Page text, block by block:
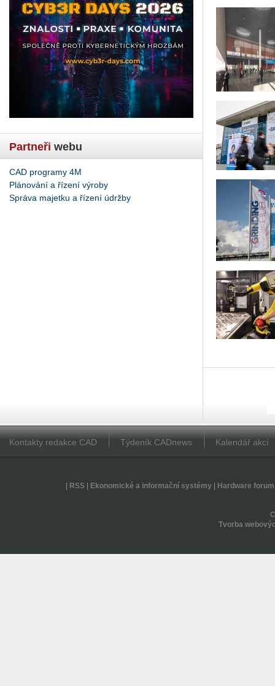
Partneři webu
CAD programy 4M
Plánování a řízení výroby
Správa majetku a řízení údržby
Kontakty redakce CAD Týdeník CADnews Kalendář akcí
RSS| Ekonomické a informační systémy| Hardware forum
Tvorba